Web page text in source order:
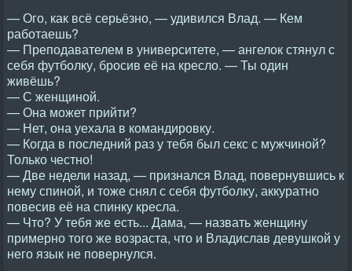
— Ого, как всё серьёзно, — удивился Влад. — Кем
работаешь?
— Преподавателем в университете, — ангелок стянул с
себя футболку, бросив её на кресло. — Ты один
живёшь?
— С женщиной.
— Она может прийти?
— Нет, она уехала в командировку.
— Когда в последний раз у тебя был секс с мужчиной?
Только честно!
— Две недели назад, — признался Влад, повернувшись к
нему спиной, и тоже снял с себя футболку, аккуратно
повесив её на спинку кресла.
— Что? У тебя же есть... Дама, — назвать женщину
примерно того же возраста, что и Владислав девушкой у
него язык не повернулся.